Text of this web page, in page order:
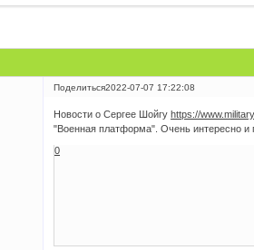
Поделиться2022-07-07 17:22:08
Новости о Сергее Шойгуhttps://
"Военная платформа". Очень интересно и
0